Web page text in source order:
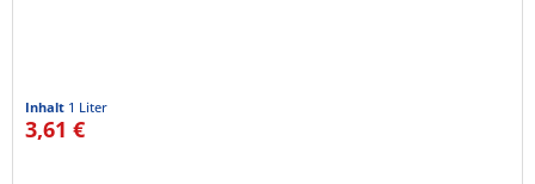
Inhalt 1 Liter
3,61 €